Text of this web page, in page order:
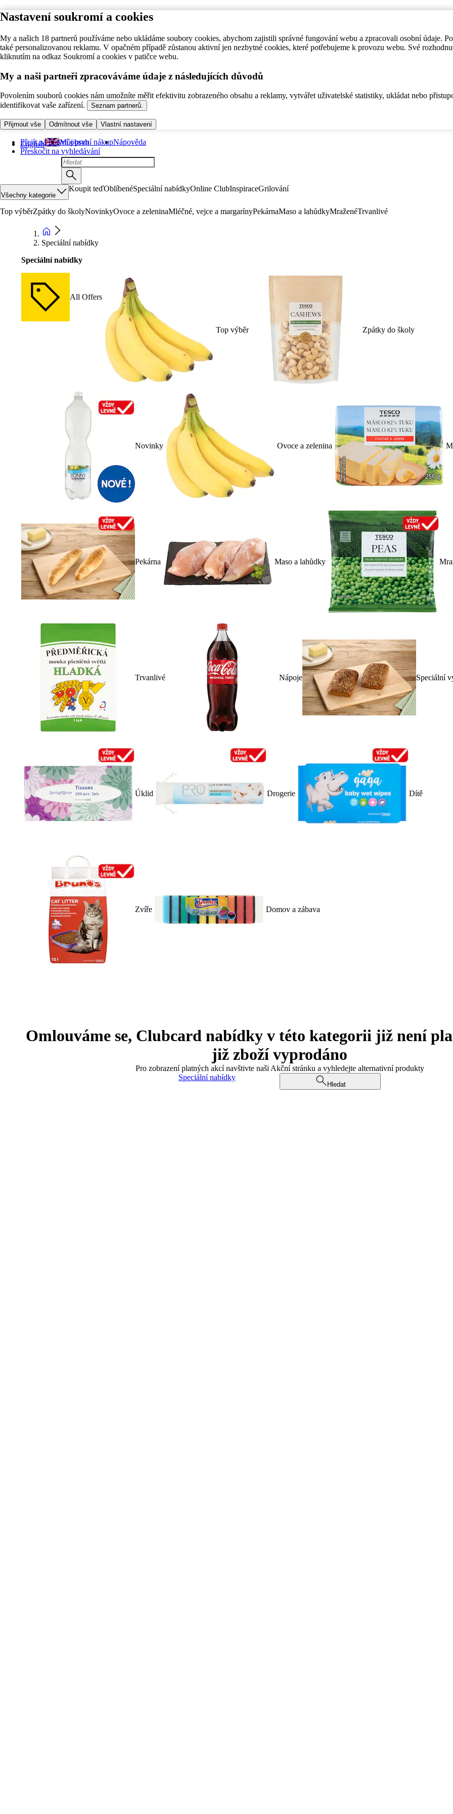
Nastavení soukromí a cookies
My a našich 18 partnerů používáme nebo ukládáme soubory cookies, abychom zajistili správné fungování webu a zpracovali osobní údaje.
také personalizovanou reklamu. V opačném případě zůstanou aktivní jen nezbytné cookies, které potřebujeme k provozu webu. Své
kliknutím na odkaz Soukromí a cookies v patičce webu.
My a naši partneři zpracováváme údaje z následujících důvodů
Povolením souborů cookies nám umožníte měřit efektivitu zobrazeného obsahu a reklamy, vytvářet uživatelské statistiky, ukládat nebo
identifikovat vaše zařízení.
Seznam partnerů.
Přijmout vše Odmítnout vše Vlastní nastavení
Přejít na hlavní obsah
Přeskočit na vyhledávání
English Můj první nákupNápověda
Všechny kategorie
Koupit teďOblíbenéSpeciální nabídkyOnline ClubInspiraceGrilování
Top výběrZpátky do školyNovinkyOvoce a zeleninaMléčné, vejce a margarínyPekárnaMaso a lahůdkyMraženéTrvanlivé
Speciální nabídky
Speciální nabídky
All Offers
Top výběr Zpátky do školy
Novinky Ovoce a zelenina
Pekárna Maso a lahůdky
Trvanlivé Nápoje Speciální
Úklid Drogerie Dítě
Zvíře Domov a zábava
Omlouváme se, Clubcard nabídky v této kategorii již není
již zboží vyprodáno
Pro zobrazení platných akcí navštivte naši Akční stránku a vyhledejte alternativní produkty
Speciální nabídky
Hledat